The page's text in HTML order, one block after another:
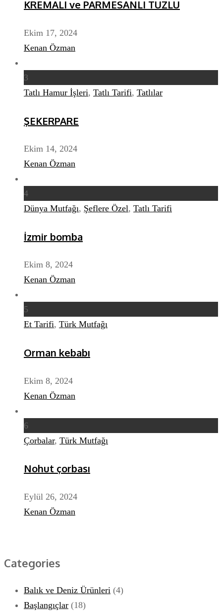
KREMALI ve PARMESANLI TUZLU
Ekim 17, 2024
Kenan Özman
3
Tatlı Hamur İşleri, Tatlı Tarifi, Tatlılar
ŞEKERPARE
Ekim 14, 2024
Kenan Özman
4
Dünya Mutfağı, Şeflere Özel, Tatlı Tarifi
İzmir bomba
Ekim 8, 2024
Kenan Özman
5
Et Tarifi, Türk Mutfağı
Orman kebabı
Ekim 8, 2024
Kenan Özman
6
Çorbalar, Türk Mutfağı
Nohut çorbası
Eylül 26, 2024
Kenan Özman
Categories
Balık ve Deniz Ürünleri (4)
Başlangıçlar (18)